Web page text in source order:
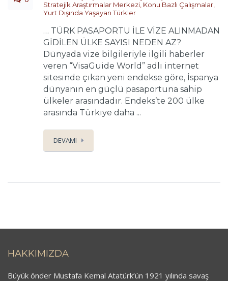
Stratejik Araştırmalar Merkezi Konu Bazlı Çalışmalar
Yurt Dışında Yaşayan Türkler
… TÜRK PASAPORTU İLE VİZE ALINMADAN
GİDİLEN ÜLKE SAYISI NEDEN AZ?
Dünyada vize bilgileriyle ilgili haberler
veren “VisaGuide World” adlı internet
sitesinde çıkan yeni endekse göre, İspanya
dünyanın en güçlü pasaportuna sahip
ülkeler arasındadır. Endeks’te 200 ülke
arasında Türkiye daha ...
DEVAMI
HAKKIMIZDA
Büyük önder Mustafa Kemal Atatürk’ün 1921 yılında savaş